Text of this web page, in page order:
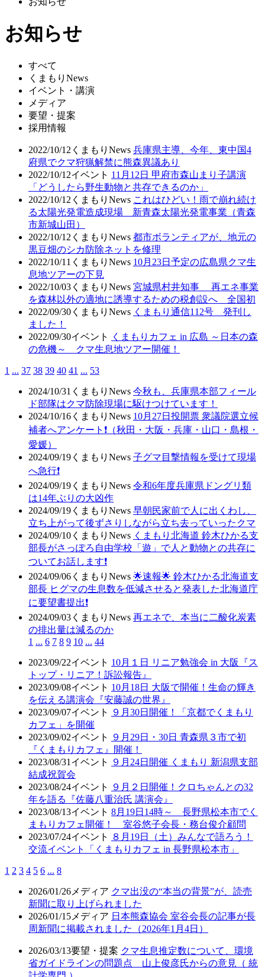
お知らせ
すべて
くまもりNews
イベント・講演
メディア
要望・提案
採用情報
2022/10/12 くまもりNews 兵庫県主導、今年、東中国4
府県でクマ狩猟解禁に熊森異議あり
2022/10/12イベント 11月12日 甲府市森山まり子講演
「どうしたら野生動物と共存できるのか」
2022/10/12 くまもりNews これはひどい！雨で崩れ続け
る太陽光発電造成現場 新青森太陽光発電事業（青森
市新城山田）
2022/10/12 くまもりNews 都市ボランティアが、地元の
黒豆畑のシカ防除ネットを修理
2022/10/11 くまもりNews 10月23日予定の広島県クマ生
息地ツアーの下見
2022/10/03 くまもりNews 宮城県村井知事 再エネ事業
を森林以外の適地に誘導するための税創設へ 全国初
2022/09/30 くまもりNews くまもり通信112号 発刊し
ました！
2022/09/30イベント
くまもりカフェ in 広島 ～日本の森
の危機～ クマ生息地ツアー開催！
1 ... 37 38 39 40 41 ... 53
2024/10/31 くまもりNews 今秋も、兵庫県本部フィール
ド部隊はクマ防除現場に駆けつけています！
2024/10/16 くまもりNews 10月27日投開票 衆議院選立候
補者へアンケート❗（秋田・大阪・兵庫・山口・島根・
愛媛）
2024/09/19 くまもりNews 子グマ目撃情報を受けて現場
へ急行❗
2024/09/19 くまもりNews 令和6年度兵庫県ドングリ類
は14年ぶりの大凶作
2024/09/19 くまもりNews 早朝民家前で人に出くわし、
立ち上がって後ずさりしながら立ち去っていったクマ
2024/09/10 くまもりNews くまもり北海道 鈴木ひかる支
部長がさっぽろ自由学校「遊」で人と動物との共存に
ついてお話します❗
2024/09/06 くまもりNews 🌟速報🌟 鈴木ひかる北海道支
部長 ヒグマの生息数を低減させると発表した北海道庁
に要望書提出❗
2024/09/03 くまもりNews 再エネで、本当に二酸化炭素
の排出量は減るのか
1 ... 6 7 8 9 10 ... 44
2023/09/22イベント 10月１日 リニア勉強会 in 大阪『ス
トップ・リニア！訴訟報告』
2023/09/08イベント 10月18日 大阪で開催！生命の輝き
を伝える講演会『安藤誠の世界』
2023/09/07イベント
９月30日開催！「京都でくまもり
カフェ」を開催
2023/09/02イベント
９月29日・30日 青森県３市で初
『くまもりカフェ』開催！
2023/08/31 イベント
９月24日開催 くまもり 新潟県支部
結成祝賀会
2023/08/24イベント
９月２日開催！クロちゃんとの32
年を語る『佐藤八重治氏 講演会』
2023/08/13イベント 8月19日14時～ 長野県松本市でく
まもりカフェ開催！ 室谷悠子会長・務台俊介顧問
2023/07/24イベント
８月19日（土）みんなで語ろう！
交流イベント「くまもりカフェ in 長野県松本市」
1 2 3 4 5 6 ... 8
2026/01/26 メディア クマ出没の“本当の背景”が、読売
新聞に取り上げられました
2026/01/15 メディア 日本熊森協会 室谷会長の記事が長
周新聞に掲載されました（2026年1月4日）
2026/03/13要望・提案 クマ生息推定数について、環境
省ガイドラインの問題点 山上俊彦氏からの意見（ 統